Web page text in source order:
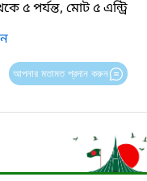
৫ পর্যন্ত, মোট ৫ এন্ট্রি
আপনার মতামত প্রদান করুন